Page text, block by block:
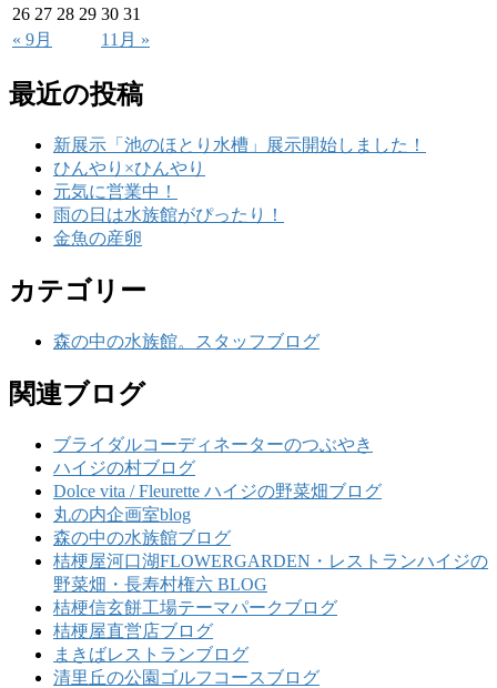
« 9月 11月 »
26 27 28 29 30 31
最近の投稿
新展示「池のほとり水槽」展示開始しました！
ひんやり×ひんやり
元気に営業中！
雨の日は水族館がぴったり！
金魚の産卵
カテゴリー
森の中の水族館。スタッフブログ
関連ブログ
ブライダルコーディネーターのつぶやき
ハイジの村ブログ
Dolce vita / Fleurette ハイジの野菜畑ブログ
丸の内企画室blog
森の中の水族館ブログ
桔梗屋河口湖FLOWERGARDEN・レストランハイジの
野菜畑・長寿村権六 BLOG
桔梗信玄餅工場テーマパークブログ
桔梗屋直営店ブログ
まきばレストランブログ
清里丘の公園ゴルフコースブログ